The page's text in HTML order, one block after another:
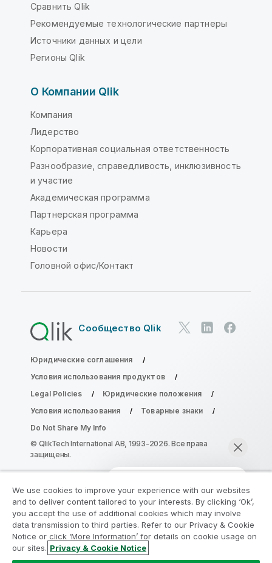
Сравнить Qlik
Рекомендуемые технологические партнеры
Источники данных и цели
Регионы Qlik
О Компании Qlik
Компания
Лидерство
Корпоративная социальная ответственность
Разнообразие, справедливость, инклюзивность
и участие
Академическая программа
Партнерская программа
Карьера
Новости
Головной офис/Контакт
Сообщество Qlik
Юридические соглашения
Условия использования продуктов
Legal Policies
Юридические положения
Условия использования
Товарные знаки
Do Not Share My Info
© QlikTech International AB, 1993-2026. Все права
защищены.
Присоединяйтесь к программе
модернизации аналитики
Модернизируйте ваши важные приложения QlikView
без ущерба с помощью программы модернизации
We use cookies to improve your experience with our websites
and to deliver content tailored to your interests. By clicking ‘Ok’,
you accept the use of additional cookies which may involve
data transmission to third parties. Refer to our Privacy & Cookie
Notice or click ‘More Information’ for details on cookie usage on
our sites. Privacy & Cookie Notice